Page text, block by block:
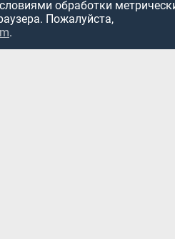
обработки
Пожалуйста,
.